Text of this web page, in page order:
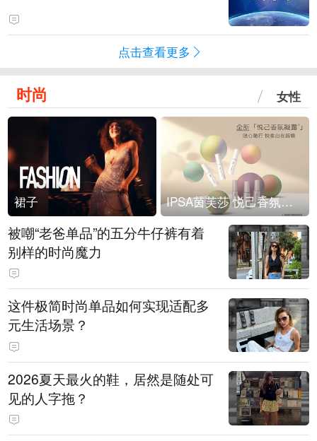
点击查看更多
时尚 女性
裙子 IPSA茵芙莎 悦己香氛凝露上市
被嘲“老爸单品”的五分牛仔裤有着
别样的时尚魔力
这件极简时尚单品如何实现适配多
元生活场景？
2026夏天最火的鞋，居然是随处可
见的人字拖？